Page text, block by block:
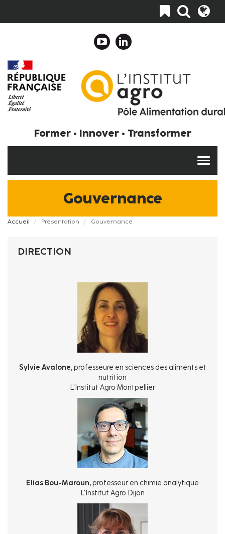
contenu
Toggle
navigation
Top
Navigation
Collapse
Fr
Former • Innover • Transformer
Gouvernance
FilAccueil Présentation Gouvernance
DIRECTION
Sylvie Avalone,professeure en sciences des aliments et
nutrition
L'Institut Agro Montpellier
Elias Bou-Maroun,professeur en chimie analytique
L'Institut Agro Dijon